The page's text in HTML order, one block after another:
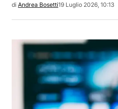
di Andrea Bosetti19 Luglio 2026, 10:13